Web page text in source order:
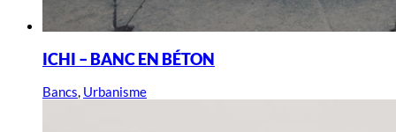
ICHI – BANC EN BÉTON
Bancs, Urbanisme